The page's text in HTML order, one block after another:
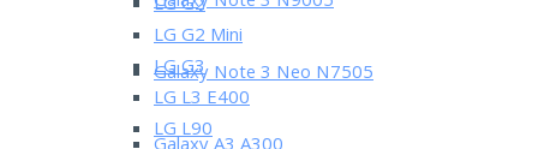
Galaxy Note 3 Neo N7505
LG G2 Mini
LG G3
LG L3 E400
LG L90